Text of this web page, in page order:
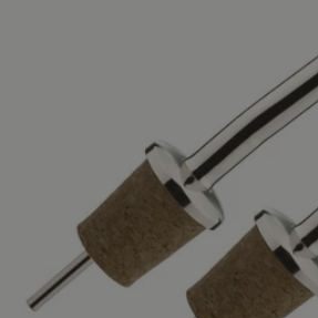
Sie das Medium 0 im Modalformat